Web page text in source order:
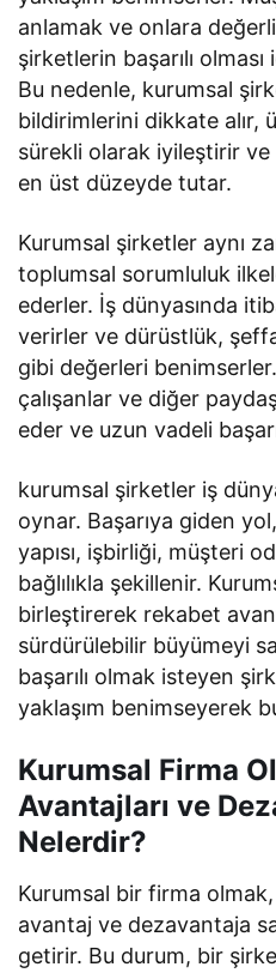
anlamak ve onlara
şirketlerin başarılı
Bu nedenle, kurumsal
bildirimlerini dikkate alır,
sürekli olarak iyileştirir
en üst düzeyde tutar.
Kurumsal şirketler aynı
toplumsal sorumluluk
ederler. İş dünyasında
verirler ve dürüstlük,
gibi değerleri
çalışanlar ve diğer
eder ve uzun vadeli
kurumsal şirketler iş
oynar. Başarıya giden
yapısı, işbirliği, müşteri
bağlılıkla şekillenir.
birleştirerek rekabet
sürdürülebilir büyümeyi
başarılı olmak isteyen
yaklaşım benimseyerek
Kurumsal Firma
Avantajları ve
Nelerdir?
Kurumsal bir firma
avantaj ve dezavantaja
getirir. Bu durum, bir